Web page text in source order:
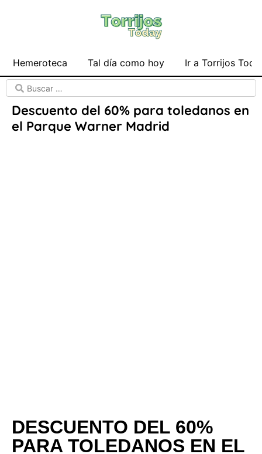
Hemeroteca Tal día como hoy Ir a Torrijos
Descuento del 60% para toledanos en
el Parque Warner Madrid
DESCUENTO DEL 60%
PARA TOLEDANOS EN EL